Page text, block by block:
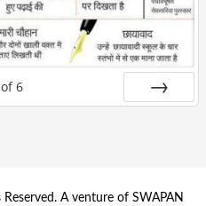
of 6
A venture of SWAPAN